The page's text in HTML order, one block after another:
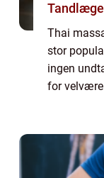
Thai
stor
ingen
for